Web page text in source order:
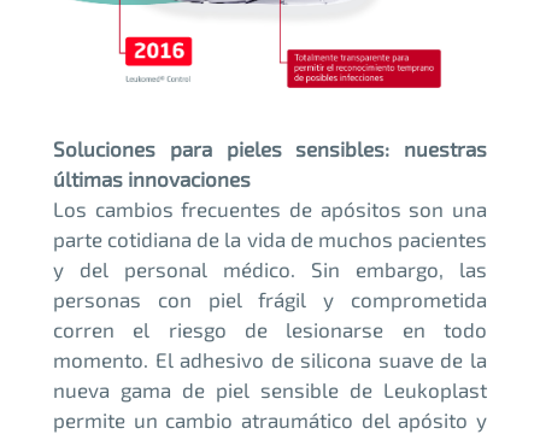
Soluciones para pieles sensibles: nuestras
últimas innovaciones
Los cambios frecuentes de apósitos son una
parte cotidiana de la vida de muchos pacientes
y del personal médico. Sin embargo, las
personas con piel frágil y comprometida
corren el riesgo de lesionarse en todo
momento. El adhesivo de silicona suave de la
nueva gama de piel sensible de Leukoplast
permite un cambio atraumático del apósito y